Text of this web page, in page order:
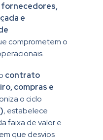
e
comprometem o
contrato
compras e
o ciclo
, estabelece
faixa de valor e
que desvios